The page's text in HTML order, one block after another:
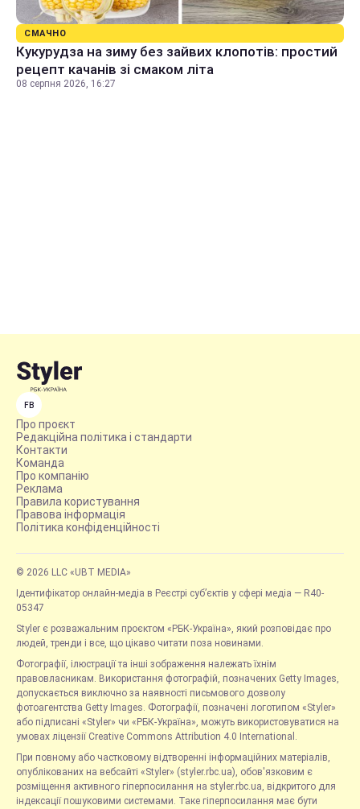
СМАЧНО
Кукурудза на зиму без зайвих клопотів: простий
рецепт качанів зі смаком літа
08 серпня 2026, 16:27
FB
Про проєкт
Редакційна політика і стандарти
Контакти
Команда
Про компанію
Реклама
Правила користування
Правова інформація
Політика конфіденційності
© 2026 LLC «UBT MEDIA»
Ідентифікатор онлайн-медіа в Реєстрі суб’єктів у сфері медіа — R40-
05347
Styler є розважальним проєктом «РБК-Україна», який розповідає про
людей, тренди і все, що цікаво читати поза новинами.
Фотографії, ілюстрації та інші зображення належать їхнім
правовласникам. Використання фотографій, позначених Getty Images,
допускається виключно за наявності письмового дозволу
фотоагентства Getty Images. Фотографії, позначені логотипом «Styler»
або підписані «Styler» чи «РБК-Україна», можуть використовуватися на
умовах ліцензії Creative Commons Attribution 4.0 International.
При повному або частковому відтворенні інформаційних матеріалів,
опублікованих на вебсайті «Styler» (styler.rbc.ua), обов'язковим є
розміщення активного гіперпосилання на styler.rbc.ua, відкритого для
індексації пошуковими системами. Таке гіперпосилання має бути